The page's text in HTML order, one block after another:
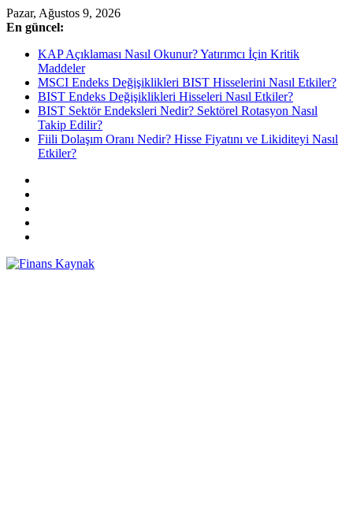
Skip
to
Pazar, Ağustos 9, 2026
En güncel:
KAP Açıklaması Nasıl Okunur? Yatırımcı İçin Kritik
Maddeler
MSCI Endeks Değişiklikleri BIST Hisselerini Nasıl Etkiler?
BIST Endeks Değişiklikleri Hisseleri Nasıl Etkiler?
BIST Sektör Endeksleri Nedir? Sektörel Rotasyon Nasıl
Takip Edilir?
Fiili Dolaşım Oranı Nedir? Hisse Fiyatını ve Likiditeyi Nasıl
Etkiler?